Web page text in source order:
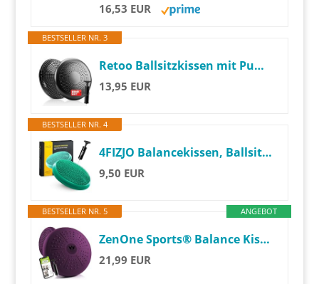
16,53 EUR
BESTSELLER NR. 3
Retoo Ballsitzkissen mit Pumpe, Balancekissen 33cm, Luftkissen Sitzkissen Rückenschmerzen, Stärkung der Muskulatur, Verbesserung der Körperhaltung, Büro Zuhause Fitness, Schwarz
13,95 EUR
BESTSELLER NR. 4
4FIZJO Balancekissen, Ballsitzkissen mit Pumpe, 33cm Durchmesser, PRO+, Orthopädisches Sitzballkissen, Luftkissen, Sitzkissen, Bürostuhl, Balance Kissen für Core, Yoga, Koordination, grün
9,50 EUR
ANGEBOT
BESTSELLER NR. 5
ZenOne Sports® Balance Kissen I Ballsitzkissen für Koordinations- & Rückentraining I Orthopädisches Sitzkissen I Luftkissen für Fitnesstraining inkl. Pumpe & Workout-Guide I Balancekissen
21,99 EUR